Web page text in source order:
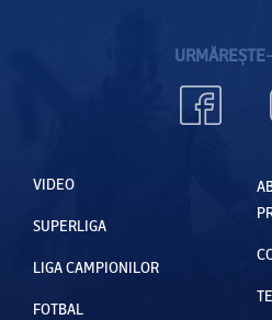
VIDEO
SUPERLIGA
LIGA CAMPIONILOR
FOTBAL